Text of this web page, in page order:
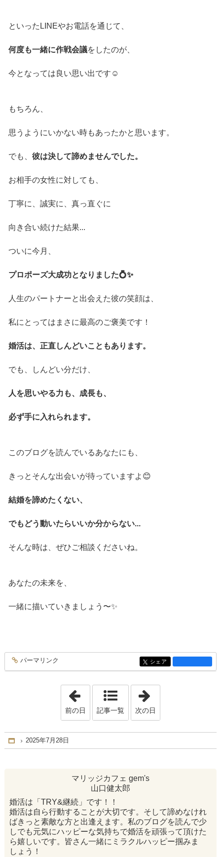
といったLINEやお電話を通じて、
何度も一緒に作戦会議をしたのが、
今となっては良い思い出です☺️
もちろん、
思うようにいかない時もあったかと思います。
でも、 彼は決して諦めませんでした。
お相手の女性に対しても、
丁寧に、誠実に、真っ直ぐに
向き合い続けた結果...
ついに今月、
プロポーズ大成功となりました💍✨
人生のパートナーと出会えた彼の笑顔は、
私にとってはまさに最高のご褒美です！
婚活は、正直しんどいこともあります。
でも、しんどい分だけ、
人を思いやる力も、成長も、
必ず手に入れられます。
このブログを読んでいるあなたにも、
きっとそんな出会いが待っていますよ😊
結婚を諦めたくない、
でもどう動いたらいいか分からない...
そんな時は、ぜひご相談くださいね。
あなたの未来を、
一緒に描いていきましょう〜✨
entry3722
パーマリンク entry3722
シェア
「2025年7月23日」
前の日 記事一覧 次の日
Home
2025年7月28日
マリッジカフェ gem's
山口健太郎
婚活は「TRY&継続」です！！
婚活は自ら行動することが大切です。そして諦めなけれ
ばきっと素敵な方と出逢えます。私のブログを読んで少
しでも元気にハッピーな気持ちで婚活を頑張って頂けた
ら嬉しいです。皆さん一緒にミラクルハッピー掴みま
しょう！